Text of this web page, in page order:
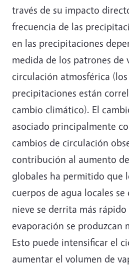
través de su impacto
frecuencia de las
en las precipitaciones
medida de los patrones de
circulación atmosférica
precipitaciones están
cambio climático). El
asociado principalmente
cambios de circulación
contribución al aumento
globales ha permitido que
cuerpos de agua locales
nieve se derrita más rápido
evaporación se produzcan
Esto puede intensificar el
aumentar el volumen de